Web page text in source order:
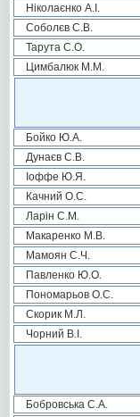
Ніколаєнко А.І.
Соболєв С.В.
Тарута С.О.
Цимбалюк М.М.
Бойко Ю.А.
Дунаєв С.В.
Іоффе Ю.Я.
Качний О.С.
Ларін С.М.
Макаренко М.В.
Мамоян С.Ч.
Павленко Ю.О.
Пономарьов О.С.
Скорик М.Л.
Чорний В.І.
Бобровська С.А.